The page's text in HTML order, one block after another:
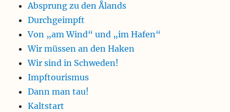
Absprung zu den Ålands
Durchgeimpft
Von „am Wind“ und „im Hafen“
Wir müssen an den Haken
Wir sind in Schweden!
Impftourismus
Dann man tau!
Kaltstart